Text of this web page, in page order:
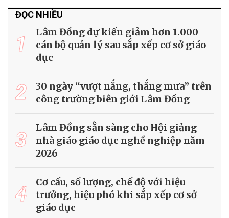
ĐỌC NHIỀU
1
Lâm Đồng dự kiến giảm hơn 1.000
cán bộ quản lý sau sắp xếp cơ sở giáo
dục
2
30 ngày “vượt nắng, thắng mưa” trên
công trường biên giới Lâm Đồng
3
Lâm Đồng sẵn sàng cho Hội giảng
nhà giáo giáo dục nghề nghiệp năm
2026
4
Cơ cấu, số lượng, chế độ với hiệu
trưởng, hiệu phó khi sắp xếp cơ sở
giáo dục